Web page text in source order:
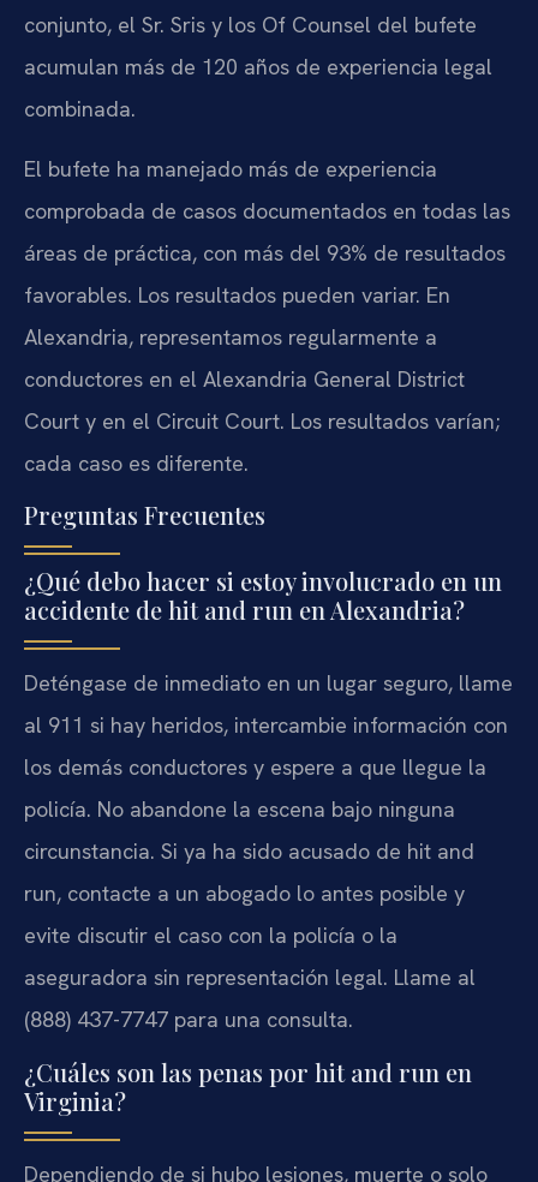
conjunto, el Sr. Sris y los Of Counsel del bufete
acumulan más de 120 años de experiencia legal
combinada.
El bufete ha manejado más de experiencia
comprobada de casos documentados en todas las
áreas de práctica, con más del 93% de resultados
favorables. Los resultados pueden variar. En
Alexandria, representamos regularmente a
conductores en el Alexandria General District
Court y en el Circuit Court. Los resultados varían;
cada caso es diferente.
Preguntas Frecuentes
¿Qué debo hacer si estoy involucrado en un
accidente de hit and run en Alexandria?
Deténgase de inmediato en un lugar seguro, llame
al 911 si hay heridos, intercambie información con
los demás conductores y espere a que llegue la
policía. No abandone la escena bajo ninguna
circunstancia. Si ya ha sido acusado de hit and
run, contacte a un abogado lo antes posible y
evite discutir el caso con la policía o la
aseguradora sin representación legal. Llame al
(888) 437-7747 para una consulta.
¿Cuáles son las penas por hit and run en
Virginia?
Dependiendo de si hubo lesiones, muerte o solo